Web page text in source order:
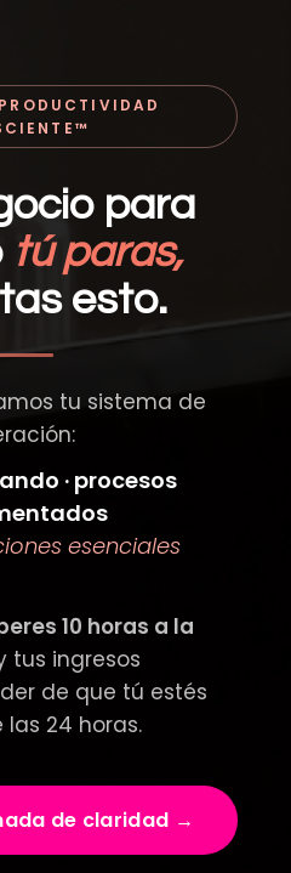
para
tú paras,
esto.
tu sistema de
· procesos
esenciales
10 horas a la
tus ingresos
de que tú estés
las 24 horas.
de claridad →